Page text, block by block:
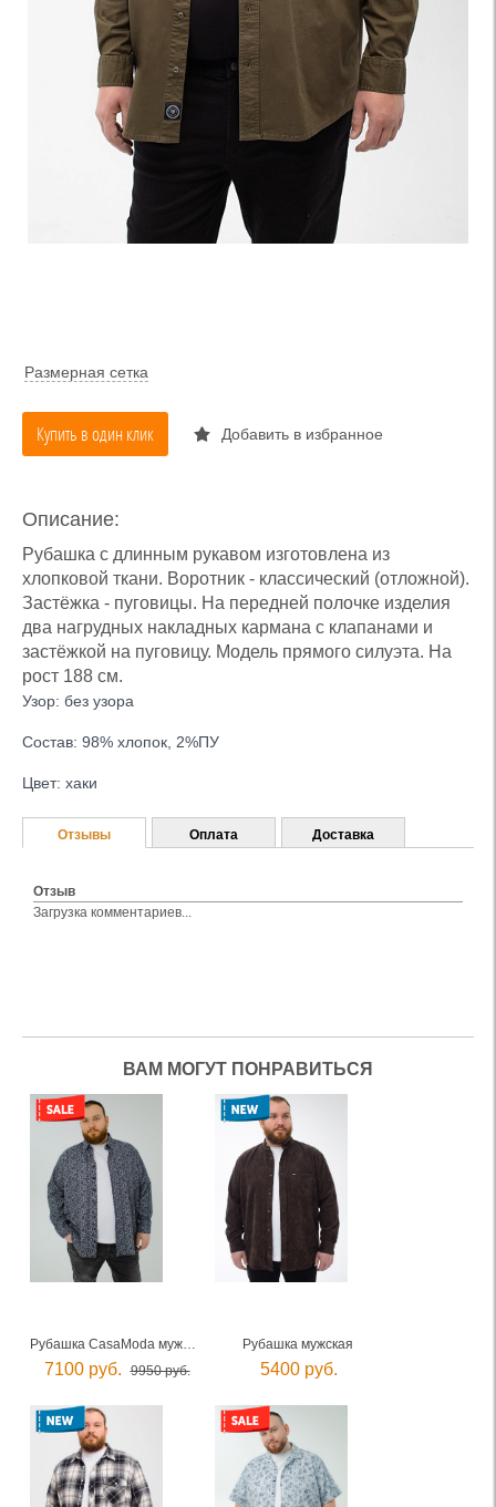
Размерная сетка
Купить в один клик Добавить в избранное
Описание:
Рубашка с длинным рукавом изготовлена из
хлопковой ткани. Воротник - классический (отложной).
Застёжка - пуговицы. На передней полочке изделия
два нагрудных накладных кармана с клапанами и
застёжкой на пуговицу. Модель прямого силуэта. На
рост 188 см.
Узор: без узора
Состав: 98% хлопок, 2%ПУ
Цвет: хаки
Отзывы
Отзыв
Загрузка комментариев...
Оплата Доставка
ВАМ МОГУТ ПОНРАВИТЬСЯ
Рубашка CasaModa мужская
7100 руб. 9950 руб.
Рубашка мужская
5400 руб.